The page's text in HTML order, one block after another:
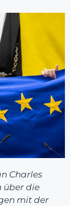
Charles
über die
mit der